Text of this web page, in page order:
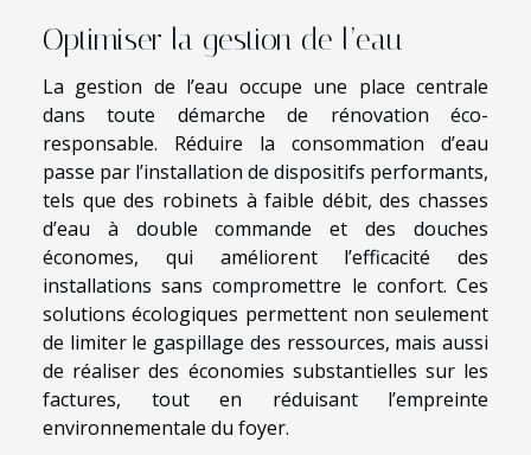
Optimiser la gestion de l’eau
La gestion de l’eau occupe une place centrale
dans toute démarche de rénovation éco-
responsable. Réduire la consommation d’eau
passe par l’installation de dispositifs performants,
tels que des robinets à faible débit, des chasses
d’eau à double commande et des douches
économes, qui améliorent l’efficacité des
installations sans compromettre le confort. Ces
solutions écologiques permettent non seulement
de limiter le gaspillage des ressources, mais aussi
de réaliser des économies substantielles sur les
factures, tout en réduisant l’empreinte
environnementale du foyer.